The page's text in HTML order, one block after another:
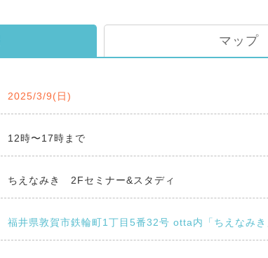
マップ
2025/3/9(日)
12時〜17時まで
ちえなみき 2Fセミナー&スタディ
福井県敦賀市鉄輪町1丁目5番32号 otta内「ちえなみき